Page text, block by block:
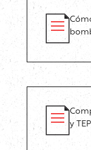
y